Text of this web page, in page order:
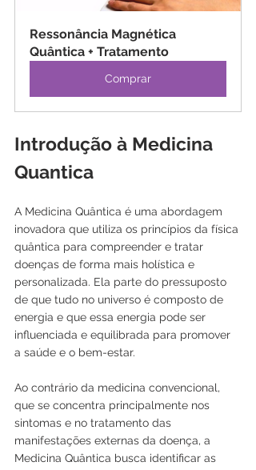
Ressonância Magnética
Quântica + Tratamento
Comprar
Introdução à Medicina
Quantica
A Medicina Quântica é uma abordagem
inovadora que utiliza os princípios da física
quântica para compreender e tratar
doenças de forma mais holística e
personalizada. Ela parte do pressuposto
de que tudo no universo é composto de
energia e que essa energia pode ser
influenciada e equilibrada para promover
a saúde e o bem-estar.
Ao contrário da medicina convencional,
que se concentra principalmente nos
sintomas e no tratamento das
manifestações externas da doença, a
Medicina Quântica busca identificar as